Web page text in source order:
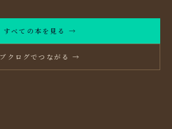
すべての本を見る →
ブクログでつながる →